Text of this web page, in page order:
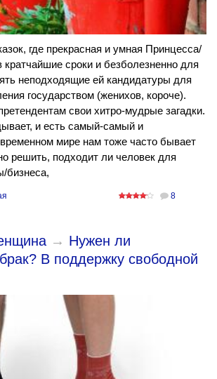
где прекрасная и умная Принцесса/
сроки и безболезненно для
неподходящие ей кандидатуры для
государством (женихов, короче).
свои хитро-мудрые загадки.
и есть самый-самый и
мире нам тоже часто бывает
решить, подходит ли человек для
бизнеса,
8
→ Нужен ли
В поддержку свободной